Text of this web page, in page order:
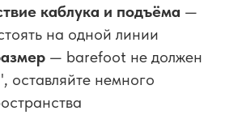
каблука и подъёма —
на одной линии
— barefoot не должен
оставляйте немного